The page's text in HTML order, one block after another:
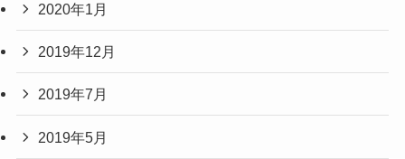
2020年1月
2019年12月
2019年7月
2019年5月